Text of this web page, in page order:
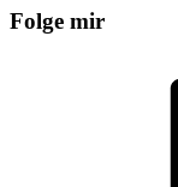
Folge mir